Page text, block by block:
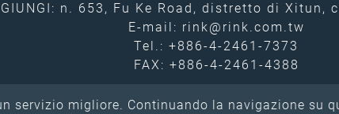
servizio migliore. Continuando la navigazione su
n. 653, Fu Ke Road, distretto di Xitun,
E-mail: rink@rink.com.tw
Tel.: +886-4-2461-7373
FAX: +886-4-2461-4388